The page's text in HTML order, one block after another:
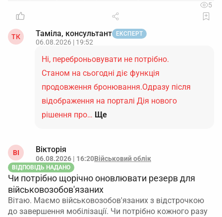
5
ТК Таміла, консультант ЕКСПЕРТ
06.08.2026 | 19:52
Ні, переброньовувати не потрібно.
Станом на сьогодні діє функція
продовження бронювання.Одразу після
відображення на порталі Дія нового
рішення про… Ще
ВІ Вікторія
06.08.2026 | 16:20Військовий облік
ВІДПОВІДЬ НАДАНО
Чи потрібно щорічно оновлювати резерв для
військовозобов'язаних
Вітаю. Маємо військовозобов'язаних з відстрочкою
до завершення мобілізації. Чи потрібно кожного разу